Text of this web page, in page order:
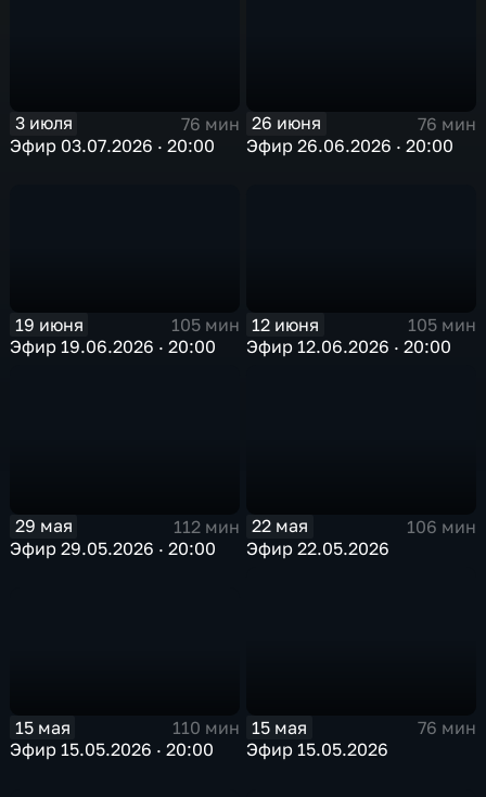
3 июля
76 мин
Эфир 03.07.2026 · 20:00
26 июня
76 мин
Эфир 26.06.2026 · 20:00
19 июня
105 мин
Эфир 19.06.2026 · 20:00
12 июня
105 мин
Эфир 12.06.2026 · 20:00
29 мая
112 мин
Эфир 29.05.2026 · 20:00
22 мая
106 мин
Эфир 22.05.2026
15 мая
110 мин
Эфир 15.05.2026 · 20:00
15 мая
76 мин
Эфир 15.05.2026